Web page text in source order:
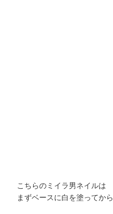
こちらのミイラ男ネイルは
まずベースに白を塗ってから